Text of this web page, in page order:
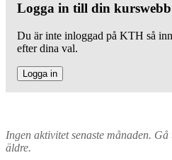
Logga in till din kurswebb
Du är inte inloggad på KTH så
efter dina val.
Logga in
Ingen aktivitet senaste månaden.
äldre.